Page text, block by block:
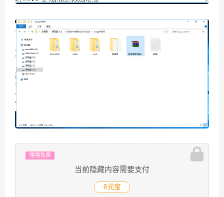
嘎嘎免费
当前隐藏内容需要支付
8元宝